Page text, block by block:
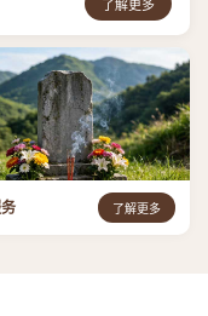
了解更多
了解更多